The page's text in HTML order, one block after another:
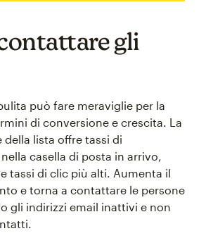
gli
può fare meraviglie per la
di conversione e crescita. La
lista offre tassi di
casella di posta in arrivo,
tassi di clic più alti. Aumenta il
e torna a contattare le persone
gli indirizzi email inattivi e non